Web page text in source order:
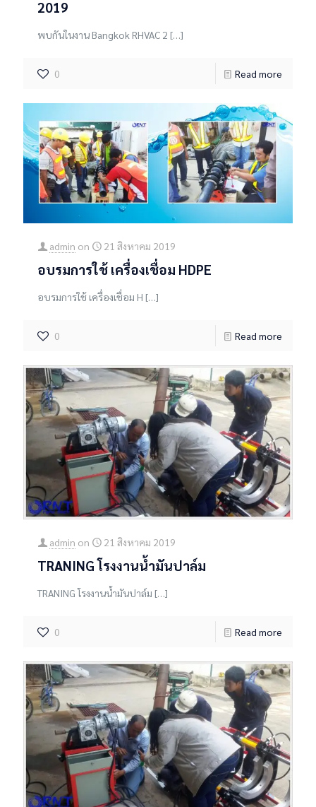
2019
พบกันในงาน Bangkok RHVAC 2 […]
0 Read more
admin on 21 สิงหาคม 2019
อบรมการใช้ เครื่องเชื่อม HDPE
อบรมการใช้ เครื่องเชื่อม H […]
0 Read more
admin on 21 สิงหาคม 2019
TRANING โรงงานน้ำมันปาล์ม
TRANING โรงงานน้ำมันปาล์ม […]
0 Read more